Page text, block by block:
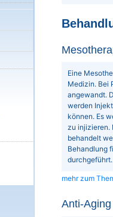
Eine
Medizin. Bei
angewandt.
werden
können. Es
zu injizieren.
behandelt
Behandlung
durchgeführt.
mehr zum
Anti-Aging